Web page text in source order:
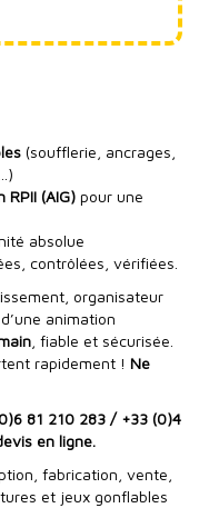
(soufflerie, ancrages,
(AIG) pour une
absolue
contrôlées, vérifiées.
organisateur
animation
, fiable et sécurisée.
rapidement ! Ne
81 210 283 / +33 (0)4
en ligne.
fabrication, vente,
et jeux gonflables